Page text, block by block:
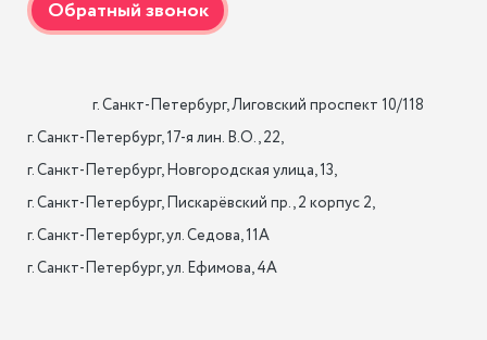
г. Санкт-Петербург, 17-я лин. B.O., 22,
г. Санкт-Петербург, Новгородская улица, 13,
г. Санкт-Петербург, Пискарёвский пр., 2 корпус 2,
г. Санкт-Петербург, ул. Седова, 11А
г. Санкт-Петербург, ул. Ефимова, 4А